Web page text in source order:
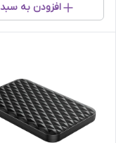
افزودن به سبد